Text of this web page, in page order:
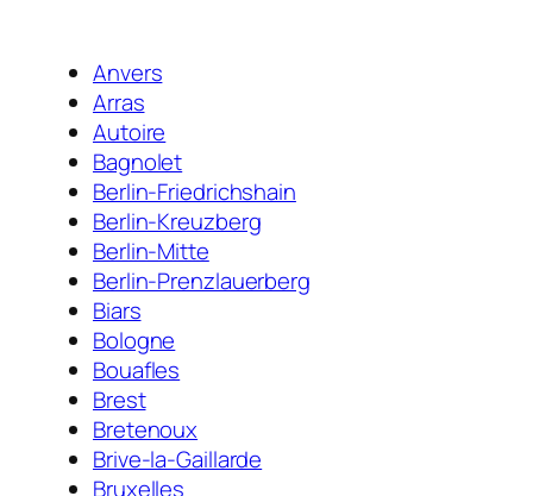
Anvers
Arras
Autoire
Bagnolet
Berlin-Friedrichshain
Berlin-Kreuzberg
Berlin-Mitte
Berlin-Prenzlauerberg
Biars
Bologne
Bouafles
Brest
Bretenoux
Brive-la-Gaillarde
Bruxelles